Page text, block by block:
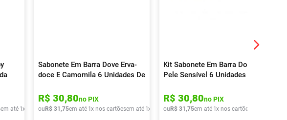
em até 1x de R$ 13,40
Sabonete Em Barra Dove Erva-
doce E Camomila 6 Unidades De
R$ 30,80no PIX
ou R$ 31 ,75em até 1x nos cartõesem até 1x de R$ 31,75
Kit Sabonete Em Barra Dove
Pele Sensível 6 Unidades
R$ 30,80no PIX
ou R$ 31 ,75em até 1x nos cartões